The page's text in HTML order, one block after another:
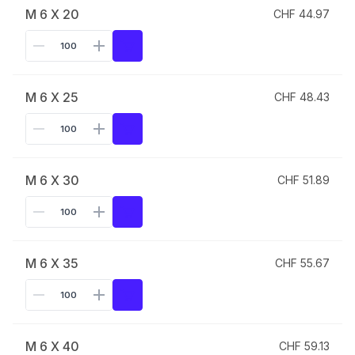
M 6 X 20 CHF 44.97
M 6 X 25 CHF 48.43
M 6 X 30 CHF 51.89
M 6 X 35 CHF 55.67
M 6 X 40 CHF 59.13